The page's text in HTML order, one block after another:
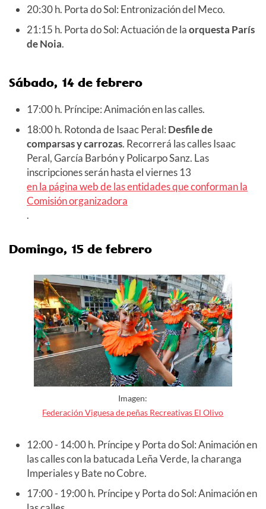
20:30 h. Porta do Sol: Entronización del Meco.
21:15 h. Porta do Sol: Actuación de laorquesta París
de Noia.
Sábado, 14 de febrero
17:00 h. Príncipe: Animación en las calles.
18:00 h. Rotonda de Isaac Peral: Desfile de
comparsas y carrozas. Recorrerá las calles Isaac
Peral, García Barbón y Policarpo Sanz. Las
inscripciones serán hasta el viernes 13
en la página web de las entidades que conforman la
Comisión organizadora
.
Domingo, 15 de febrero
Imagen:
Federación Viguesa de peñas Recreativas El Olivo
12:00 - 14:00 h. Príncipe y Porta do Sol: Animación en
las calles con la batucada Leña Verde, la charanga
Imperiales y Bate no Cobre.
17:00 - 19:00 h. Príncipe y Porta do Sol: Animación en